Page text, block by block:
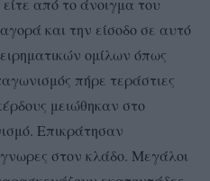
είτε από το άνοιγμα του
και την είσοδο σε αυτό
ομίλων όπως
πήρε τεράστιες
μειώθηκαν στο
Επικράτησαν
στον κλάδο. Μεγάλοι